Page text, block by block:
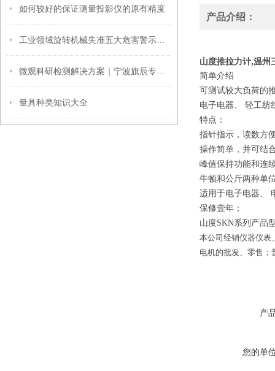
如何较好的保证测量投影仪的原有精度
量具种类知识大全
产品介绍：
山度推拉力计,温州
简单介绍
可测试较大负荷的
电子电器、 轻工纺
特点：
指针指示，读数方
操作简单，并可结
峰值保持功能和连
牛顿和公斤两种单
适用于电子电器、
保修壹年；
山度SKN系列产品
本公司经销仪器仪表
电机的批发、零售；
产
您的单